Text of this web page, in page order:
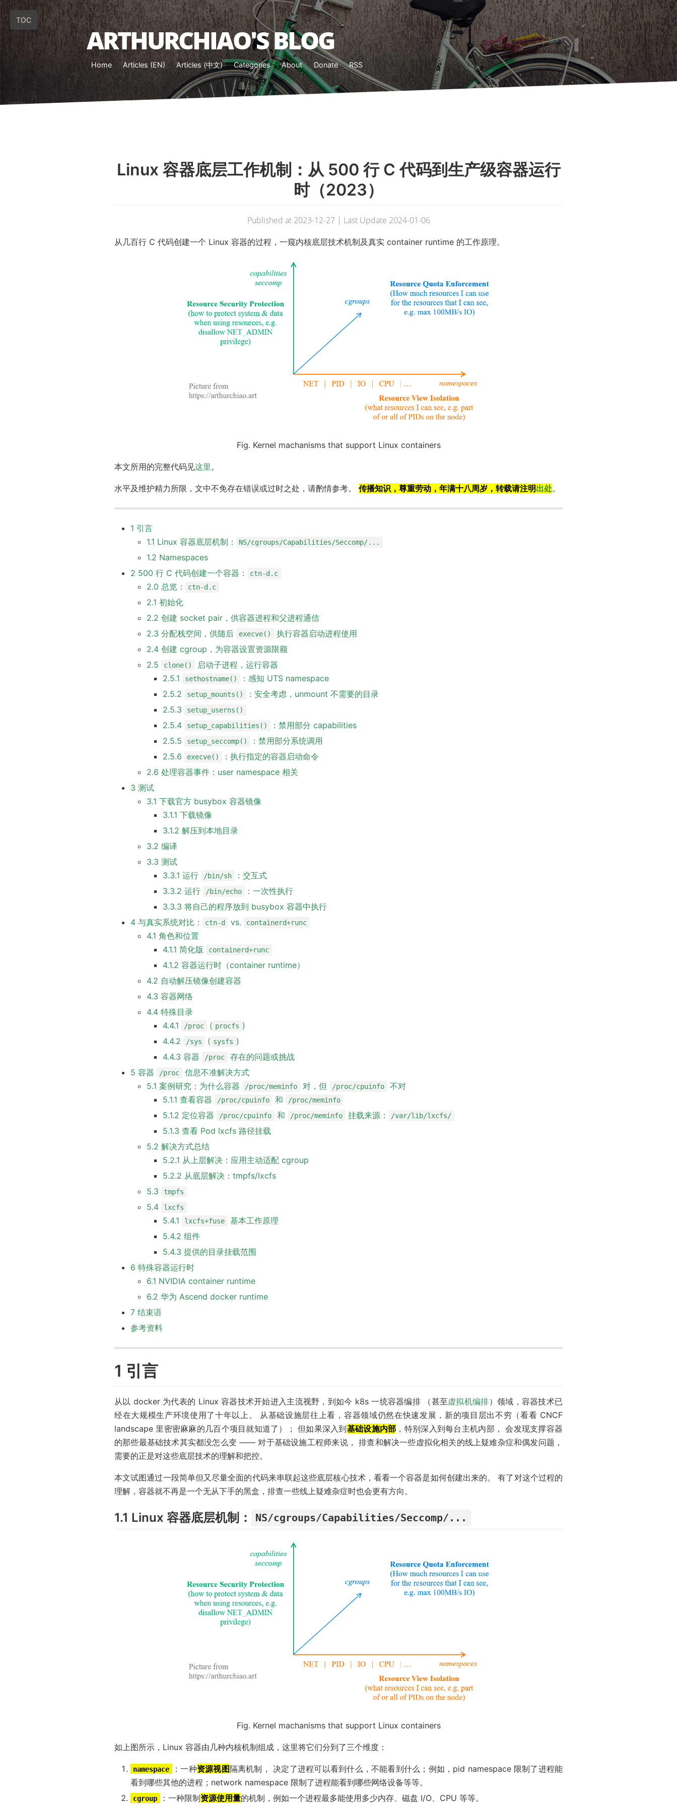
ARTHURCHIAO'S BLOG
Home Articles (EN) Articles (中文) Categories About Donate RSS
TOC
Linux 容器底层工作机制：从 500 行 C 代码到生产级容器运行
时（2023）
Published at 2023-12-27 | Last Update 2024-01-06
从几百行 C 代码创建一个 Linux 容器的过程，一窥内核底层技术机制及真实 container runtime 的工作原理。
Fig. Kernel machanisms that support Linux containers
本文所用的完整代码见这里 。
水平及维护精力所限，文中不免存在错误或过时之处，请酌情参考。 传播知识，尊重劳动，年满十八周岁，转载请注明出处。
1 引言
1.1 Linux 容器底层机制：
NS/cgroups/Capabilities/Seccomp/...
1.2 Namespaces
2 500 行 C 代码创建一个容器：
ctn-d.c
2.0 总览： ctn-d.c
2.1 初始化
2.2 创建 socket pair，供容器进程和父进程通信
2.3 分配栈空间，供随后
execve()
执行容器启动进程使用
2.4 创建 cgroup，为容器设置资源限额
2.5
clone()
启动子进程，运行容器
2.5.1
sethostname()
：感知 UTS namespace
2.5.2
setup_mounts()
：安全考虑，unmount 不需要的目录
2.5.3
setup_userns()
2.5.4 setup_capabilities()
：禁用部分 capabilities
2.5.5
setup_seccomp()
：禁用部分系统调用
2.5.6
execve()
：执行指定的容器启动命令
2.6 处理容器事件：user namespace 相关
3 测试
3.1 下载官方 busybox 容器镜像
3.1.1 下载镜像
3.1.2 解压到本地目录
3.2 编译
3.3 测试
3.3.1 运行
/bin/sh
：交互式
3.3.2 运行
/bin/echo
：一次性执行
3.3.3 将自己的程序放到 busybox 容器中执行
4 与真实系统对比：
ctn-d vs. containerd+runc
4.1 角色和位置
4.1.1 简化版
containerd+runc
4.1.2 容器运行时（container runtime）
4.2 自动解压镜像创建容器
4.3 容器网络
4.4 特殊目录
4.4.1
/proc ( procfs )
4.4.2
/sys ( sysfs )
4.4.3 容器
/proc
存在的问题或挑战
5 容器
/proc
信息不准解决方式
5.1 案例研究：为什么容器
/proc/meminfo 对，但 /proc/cpuinfo
不对
5.1.1 查看容器
/proc/cpuinfo 和 /proc/meminfo
5.1.2 定位容器 /proc/cpuinfo 和 /proc/meminfo 挂载来源： /var/lib/lxcfs/
5.1.3 查看 Pod lxcfs 路径挂载
5.2 解决方式总结
5.2.1 从上层解决：应用主动适配 cgroup
5.2.2 从底层解决：tmpfs/lxcfs
5.3
tmpfs
5.4 lxcfs
5.4.1 lxcfs+fuse
基本工作原理
5.4.2 组件
5.4.3 提供的目录挂载范围
6 特殊容器运行时
6.1 NVIDIA container runtime
6.2 华为 Ascend docker runtime
7 结束语
参考资料
1 引言
从以 docker 为代表的 Linux 容器技术开始进入主流视野，到如今 k8s 一统容器编排 （甚至虚拟机编排）领域，容器技术已
经在大规模生产环境使用了十年以上。 从基础设施层往上看，容器领域仍然在快速发展，新的项目层出不穷（看看 CNCF
landscape 里密密麻麻的几百个项目就知道了）； 但如果深入到基础设施内部 ，特别深入到每台主机内部， 会发现支撑容器
的那些最基础技术其实都没怎么变 —— 对于基础设施工程师来说， 排查和解决一些虚拟化相关的线上疑难杂症和偶发问题，
需要的正是对这些底层技术的理解和把控。
本文试图通过一段简单但又尽量全面的代码来串联起这些底层核心技术，看看一个容器是如何创建出来的。 有了对这个过程的
理解，容器就不再是一个无从下手的黑盒，排查一些线上疑难杂症时也会更有方向。
1.1 Linux 容器底层机制： NS/cgroups/Capabilities/Seccomp/...
Fig. Kernel machanisms that support Linux containers
如上图所示，Linux 容器由几种内核机制组成，这里将它们分到了三个维度：
namespace ：一种资源视图隔离机制， 决定了进程可以看到什么，不能看到什么；例如，pid namespace 限制了进程能
看到哪些其他的进程；network namespace 限制了进程能看到哪些网络设备等等。
cgroup ：一种限制资源使用量的机制，例如一个进程最多能使用多少内存、磁盘 I/O、CPU 等等。